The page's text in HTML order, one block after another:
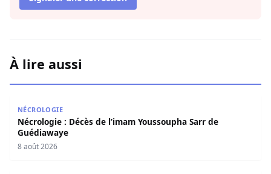
À lire aussi
NÉCROLOGIE
Nécrologie : Décès de l’imam Youssoupha Sarr de
Guédiawaye
8 août 2026